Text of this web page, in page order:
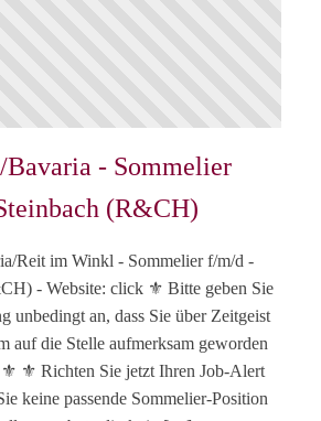
Bavaria - Sommelier
(R&CH)
Reit im Winkl - Sommelier f/m/d -
- Website: click ⚜️ Bitte geben Sie
unbedingt an, dass Sie über Zeitgeist
auf die Stelle aufmerksam geworden
⚜️ Richten Sie jetzt Ihren Job-Alert
keine passende Sommelier-Position